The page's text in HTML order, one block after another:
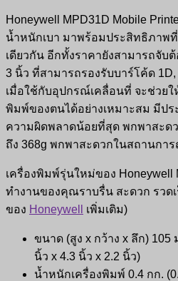
Honeywell MPD31D Mobile
น้ำหนักเบา มาพร้อมประสิทธิภาพ
เดียวกัน อีกทั้งราคายังสามารถจับ
3 นิ้ว ที่สามารถรองรับบาร์โค้ด
เมื่อใช้กับอุปกรณ์เคลื่อนที่ จะช่วย
พิมพ์ของตนได้อย่างเหมาะสม มีป
ความผิดพลาดน้อยที่สุด พกพาสะด
ถึง 368g พกพาสะดวกในสถานกา
เครื่องพิมพ์รุ่นใหม่ของ Honeywell
ทำงานของคุณราบรื่น สะดวก รวด
ของ Honeywell เพิ่มเติม)
ขนาด (สูง x กว้าง x ลึก) 105
นิ้ว x 4.3 นิ้ว x 2.2 นิ้ว)
น้ำหนักเครื่องพิมพ์ 0.4 กก.